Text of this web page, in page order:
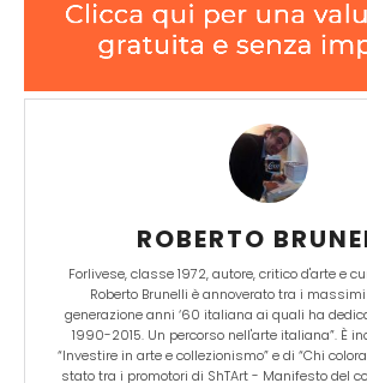
ROBERTO
Forlivese, classe 1972, autore, critico d'arte e
Roberto Brunelli è annoverato tra i
generazione anni ‘60 italiana ai quali ha
1990-2015. Un percorso nell'arte italiana”. È
“Investire in arte e collezionismo” e di “Chi colora
stato tra i promotori di ShTArt - Manifesto del